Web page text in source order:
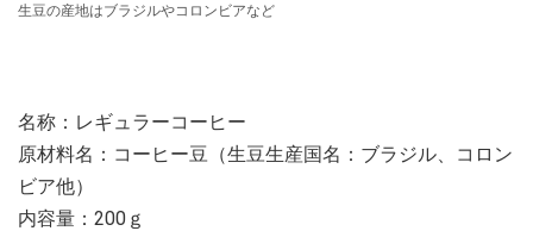
生豆の産地はブラジルやコロンビアなど
名称：レギュラーコーヒー
原材料名：コーヒー豆（生豆生産国名：ブラジル、コロン
ビア他）
内容量：200ｇ